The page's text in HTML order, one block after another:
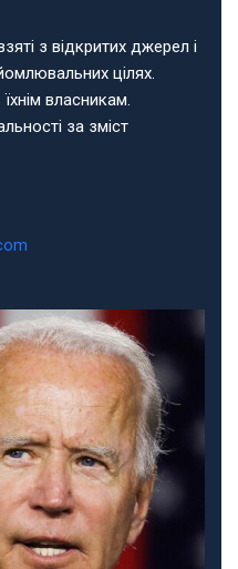
з відкритих джерел і
цілях.
власникам.
за зміст